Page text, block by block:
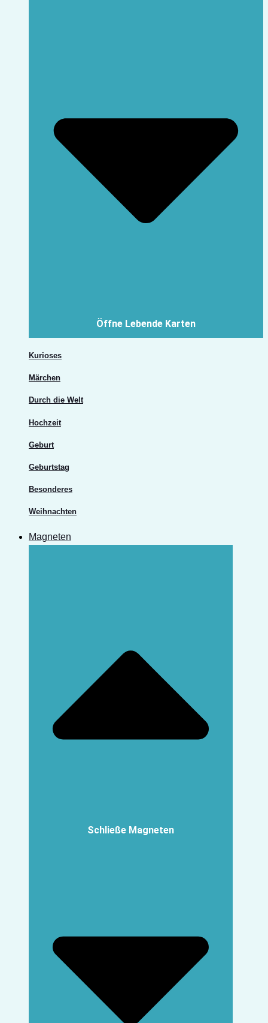
Öffne Lebende Karten
Kurioses
Märchen
Durch die Welt
Hochzeit
Geburt
Geburtstag
Besonderes
Weihnachten
Magneten
Schließe Magneten